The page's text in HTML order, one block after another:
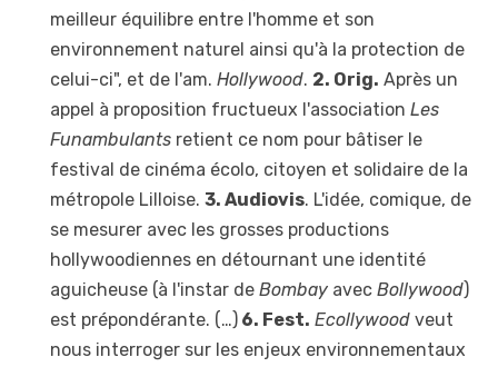
meilleur équilibre entre l'homme et son
environnement naturel ainsi qu'à la protection de
celui-ci", et de l'am. Hollywood. 2. Orig. Après un
appel à proposition fructueux l'association Les
Funambulants retient ce nom pour bâtiser le
festival de cinéma écolo, citoyen et solidaire de la
métropole Lilloise. 3. Audiovis. L'idée, comique, de
se mesurer avec les grosses productions
hollywoodiennes en détournant une identité
aguicheuse (à l'instar de Bombay avec Bollywood)
est prépondérante. (…) 6. Fest. Ecollywood veut
nous interroger sur les enjeux environnementaux